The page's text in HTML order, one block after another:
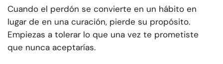
Cuando el perdón se convierte en un hábito en
lugar de en una curación, pierde su propósito.
Empiezas a tolerar lo que una vez te prometiste
que nunca aceptarías.